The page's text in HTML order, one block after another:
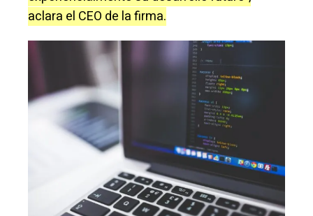
aclara el CEO de la firma.